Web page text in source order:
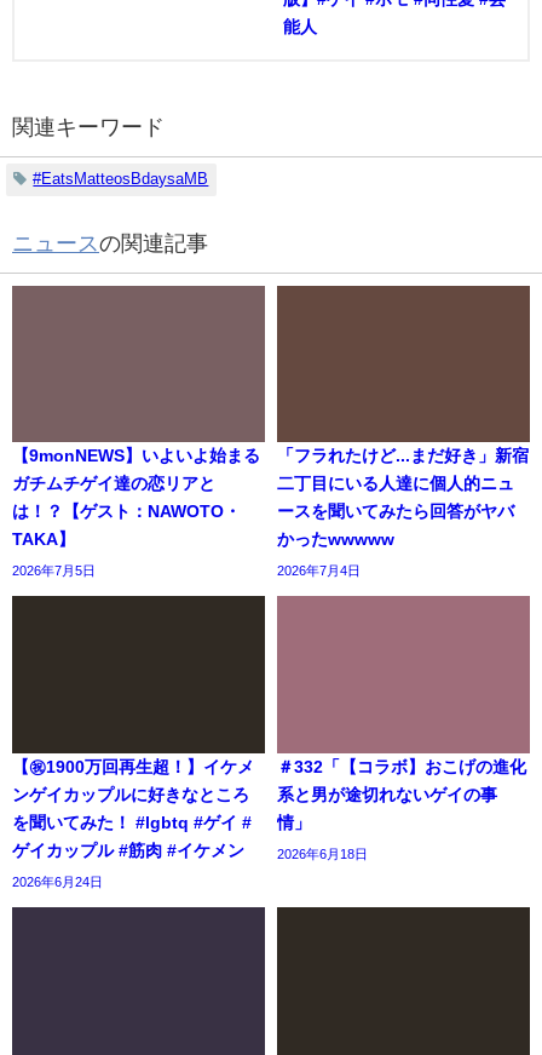
能人
関連キーワード
#EatsMatteosBdaysaMB
ニュースの関連記事
【9monNEWS】いよいよ始まる
ガチムチゲイ達の恋リアと
は！？【ゲスト：NAWOTO・
TAKA】
2026年7月5日
「フラれたけど...まだ好き」新宿
二丁目にいる人達に個人的ニュ
ースを聞いてみたら回答がヤバ
かったwwwww
2026年7月4日
【㊗️1900万回再生超！】イケメ
ンゲイカップルに好きなところ
を聞いてみた！ #lgbtq #ゲイ #
ゲイカップル #筋肉 #イケメン
2026年6月24日
＃332「【コラボ】おこげの進化
系と男が途切れないゲイの事
情」
2026年6月18日